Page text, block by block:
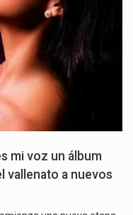
mi voz un álbum
vallenato a nuevos